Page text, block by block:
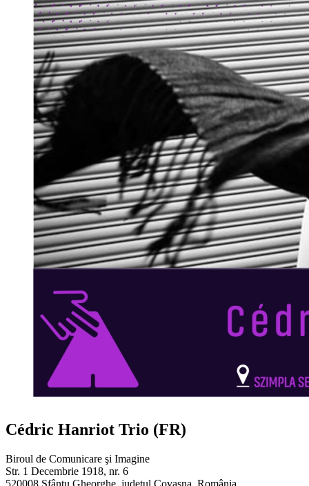
Cédric Hanriot Trio (FR)
Biroul de Comunicare şi Imagine
Str. 1 Decembrie 1918, nr. 6
520008 Sfântu Gheorghe, judeţul Covasna, România